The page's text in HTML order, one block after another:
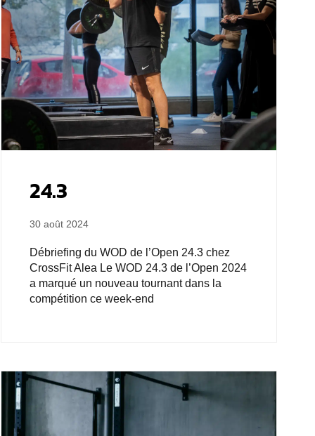
24.3
30 août 2024
Débriefing du WOD de l’Open 24.3 chez
CrossFit Alea Le WOD 24.3 de l’Open 2024
a marqué un nouveau tournant dans la
compétition ce week-end